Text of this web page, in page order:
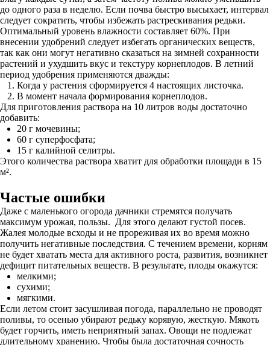
до одного раза в неделю. Если почва быстро высыхает, интервал
следует сократить, чтобы избежать растрескивания редьки.
Оптимальный уровень влажности составляет 60%. При
внесении удобрений следует избегать органических веществ,
так как они могут негативно сказаться на зимней сохранности
растений и ухудшить вкус и текстуру корнеплодов. В летний
период удобрения применяются дважды:
Когда у растения сформируется 4 настоящих листочка.
В момент начала формирования корнеплодов.
Для приготовления раствора на 10 литров воды достаточно
добавить:
20 г мочевины;
60 г суперфосфата;
15 г калийной селитры.
Этого количества раствора хватит для обработки площади в 15
м².
Частые ошибки
Даже с маленького огорода дачники стремятся получать
максимум урожая, пользы. Для этого делают густой посев.
Жалея молодые всходы и не прореживая их во время можно
получить негативные последствия. С течением времени, корням
не будет хватать места для активного роста, развития, возникнет
дефицит питательных веществ. В результате, плоды окажутся:
мелкими;
сухими;
мягкими.
Если летом стоит засушливая погода, параллельно не проводят
поливы, то осенью убирают редьку корявую, жесткую. Мякоть
будет горчить, иметь неприятный запах. Овощи не подлежат
длительному хранению. Чтобы была достаточная сочность